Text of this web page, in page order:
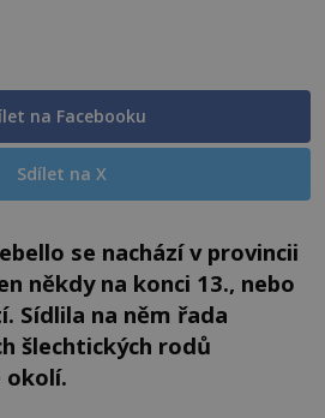
na Facebooku
Sdílet na X
se nachází v provincii
někdy na konci 13., nebo
Sídlila na něm řada
šlechtických rodů
okolí.